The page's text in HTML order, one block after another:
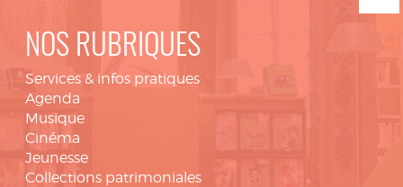
NOS RUBRIQUES
Services & infos pratiques
Agenda
Musique
Cinéma
Jeunesse
Collections patrimoniales